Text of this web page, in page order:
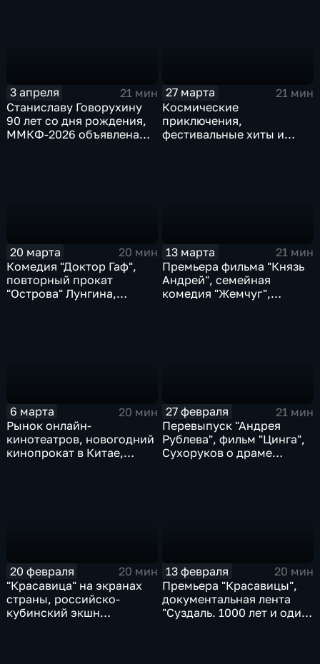
3 апреля
21 мин
Станиславу Говорухину
90 лет со дня рождения,
ММКФ-2026 объявлена
27 марта
21 мин
Космические
приключения,
фестивальные хиты и
20 марта
20 мин
Комедия "Доктор Гаф",
повторный прокат
"Острова" Лунгина,
13 марта
21 мин
Премьера фильма "Князь
Андрей", семейная
комедия "Жемчуг",
6 марта
20 мин
Рынок онлайн-
кинотеатров, новогодний
кинопрокат в Китае,
27 февраля
21 мин
Перевыпуск "Андрея
Рублева", фильм "Цинга",
Сухоруков о драме
20 февраля
20 мин
"Красавица" на экранах
страны, российско-
кубинский экшн
13 февраля
20 мин
Премьера "Красавицы",
документальная лента
"Суздаль. 1000 лет и один